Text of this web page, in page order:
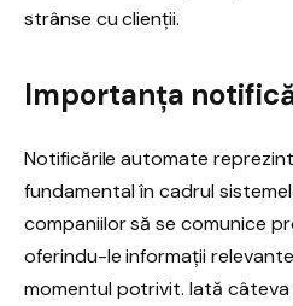
strânse cu clienții.
Importanța
Notificările automate
fundamental în cadrul
companiilor să se comunice
oferindu-le informații
momentul potrivit. Iată